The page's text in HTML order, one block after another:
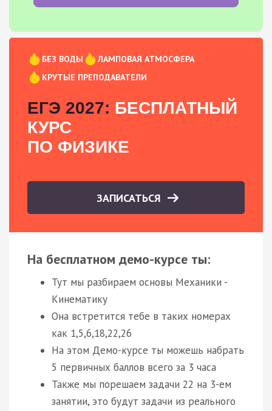
БЕЗ ВОДЫ
ЛАМПОВАЯ АТМОСФЕРА
КРУТЫЕ ПРЕПОДАВАТЕЛИ
ЕГЭ 2027: БЕСПЛАТНЫЙ
КУРС
ПО ФИЗИКЕ
ЗАПИСАТЬСЯ
На бесплатном демо-курсе ты:
Тут мы разбираем основы Механики -
Кинематику
Она встретится тебе в таких номерах
как 1,5,6,18,22,26
На этом Демо-курсе ты можешь набрать
5 первичных баллов всего за 3 часа
Также мы порешаем задачи 22 на 3-ем
занятии, это будут задачи из реального